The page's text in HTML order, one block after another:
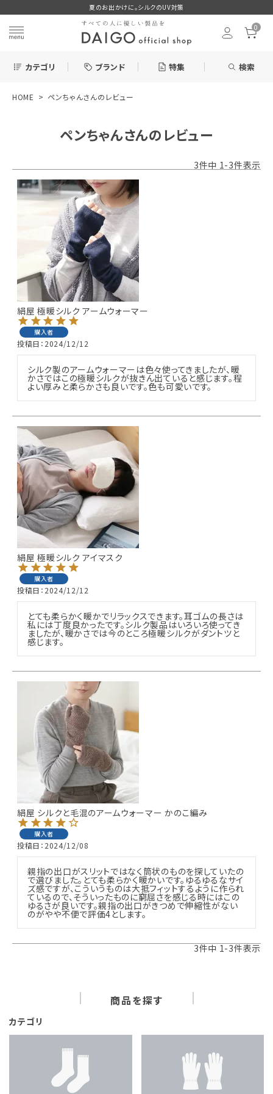
夏のお出かけに。シルクのUV対策
0
カテゴリ ブランド 特集 検索
新着＆再入荷商品
カテゴリーから探す
ギフトを探す
ブランドから探す
特集
読み物
お問い合わせ
ログアウト
HOME ペンちゃんさんのレビュー
ペンちゃんさんのレビュー
3件中 1-3件表示
絹屋 極暖シルク アームウォーマー
購入者
投稿日 2024/12/12
シルク製のアームウォーマーは色々使ってきましたが、暖
かさではこの極暖シルクが抜きん出ていると感じます。程
よい厚みと柔らかさも良いです。色も可愛いです。
絹屋 極暖シルク アイマスク
購入者
投稿日 2024/12/12
とても柔らかく暖かでリラックスできます。耳ゴムの長さは
私には丁度良かったです。シルク製品はいろいろ使ってき
ましたが、暖かさでは今のところ極暖シルクがダントツと
感じます。
絹屋 シルクと毛混のアームウォーマー かのこ編み
購入者
投稿日 2024/12/08
親指の出口がスリットではなく筒状のものを探していたの
で選びました。とても柔らかく暖かいです。ゆるゆるなサイ
ズ感ですが、こういうものは大抵フィットするように作られ
ているので、そういったものに窮屈さを感じる時にはこの
ゆるさが良いです。親指の出口がきつめで伸縮性がない
のがやや不便で評価4とします。
3件中 1-3件表示
商品を探す
カテゴリ